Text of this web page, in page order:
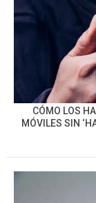
CÓMO LOS
MÓVILES SIN